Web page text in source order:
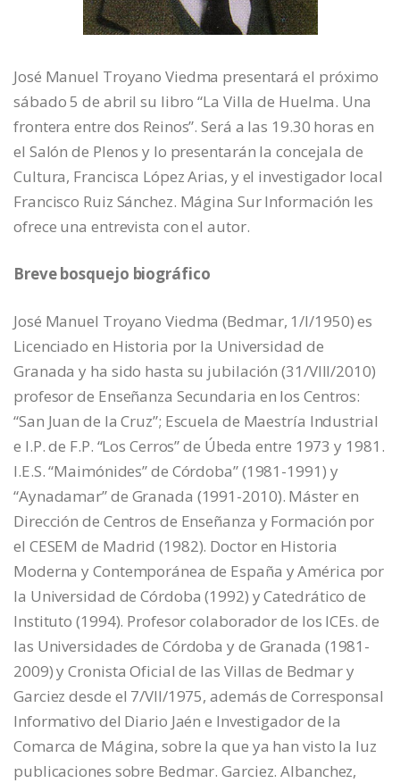
José Manuel Troyano Viedma presentará el próximo
sábado 5 de abril su libro “La Villa de Huelma. Una
frontera entre dos Reinos”. Será a las 19.30 horas en
el Salón de Plenos y lo presentarán la concejala de
Cultura, Francisca López Arias, y el investigador local
Francisco Ruiz Sánchez. Mágina Sur Información les
ofrece una entrevista con el autor.
Breve bosquejo biográfico
José Manuel Troyano Viedma (Bedmar, 1/I/1950) es
Licenciado en Historia por la Universidad de
Granada y ha sido hasta su jubilación (31/VIII/2010)
profesor de Enseñanza Secundaria en los Centros:
“San Juan de la Cruz”; Escuela de Maestría Industrial
e I.P. de F.P. “Los Cerros” de Úbeda entre 1973 y 1981.
I.E.S. “Maimónides” de Córdoba” (1981-1991) y
“Aynadamar” de Granada (1991-2010). Máster en
Dirección de Centros de Enseñanza y Formación por
el CESEM de Madrid (1982). Doctor en Historia
Moderna y Contemporánea de España y América por
la Universidad de Córdoba (1992) y Catedrático de
Instituto (1994). Profesor colaborador de los ICEs. de
las Universidades de Córdoba y de Granada (1981-
2009) y Cronista Oficial de las Villas de Bedmar y
Garciez desde el 7/VII/1975, además de Corresponsal
Informativo del Diario Jaén e Investigador de la
Comarca de Mágina, sobre la que ya han visto la luz
publicaciones sobre Bedmar. Garciez. Albanchez,